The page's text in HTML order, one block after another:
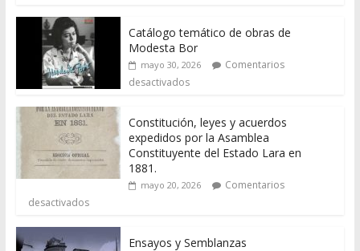
Catálogo temático de obras de
Modesta Bor
mayo 30, 2026
Comentarios
desactivados
Constitución, leyes y acuerdos
expedidos por la Asamblea
Constituyente del Estado Lara en
1881.
mayo 20, 2026
Comentarios
desactivados
Ensayos y Semblanzas